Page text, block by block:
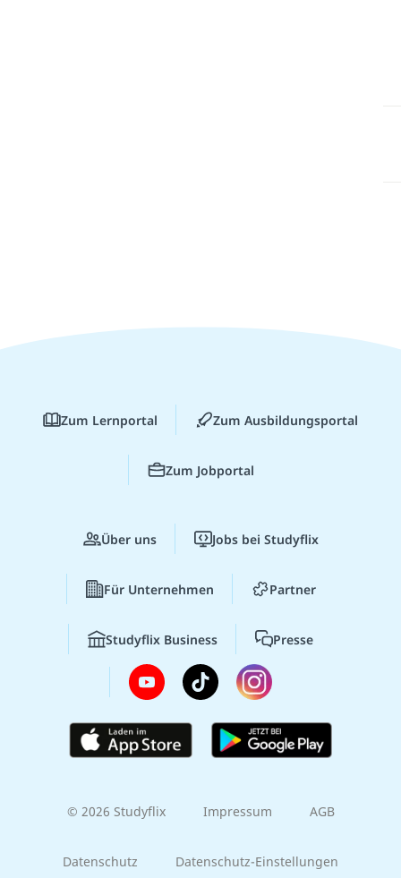
Zum Lernportal Zum Ausbildungsportal
Zum Jobportal
Über uns Jobs bei Studyflix
Für Unternehmen Partner
Studyflix Business Presse
© 2026 Studyflix Impressum AGB
Datenschutz Datenschutz-Einstellungen